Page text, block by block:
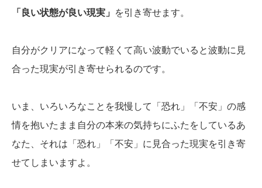
「良い状態が良い現実」 を引き寄せます。
自分がクリアになって軽くて高い波動でいると波動に見
合った現実が引き寄せられるのです。
いま、いろいろなことを我慢して「恐れ」「不安」の感
情を抱いたまま自分の本来の気持ちにふたをしているあ
なた、それは「恐れ」「不安」に見合った現実を引き寄
せてしまいますよ。